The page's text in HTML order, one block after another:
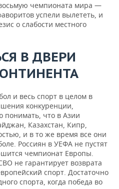
чемпионата мира —
успели вылететь, и
о слабости местного
В ДВЕРИ
и весь спорт в целом в
конкуренции,
понимать, что в Азии
Казахстан, Кипр,
и в то же время все они
Россиян в УЕФА не пустят
чемпионат Европы.
не гарантирует возврата
спорт. Достаточно
спорта, когда победа во